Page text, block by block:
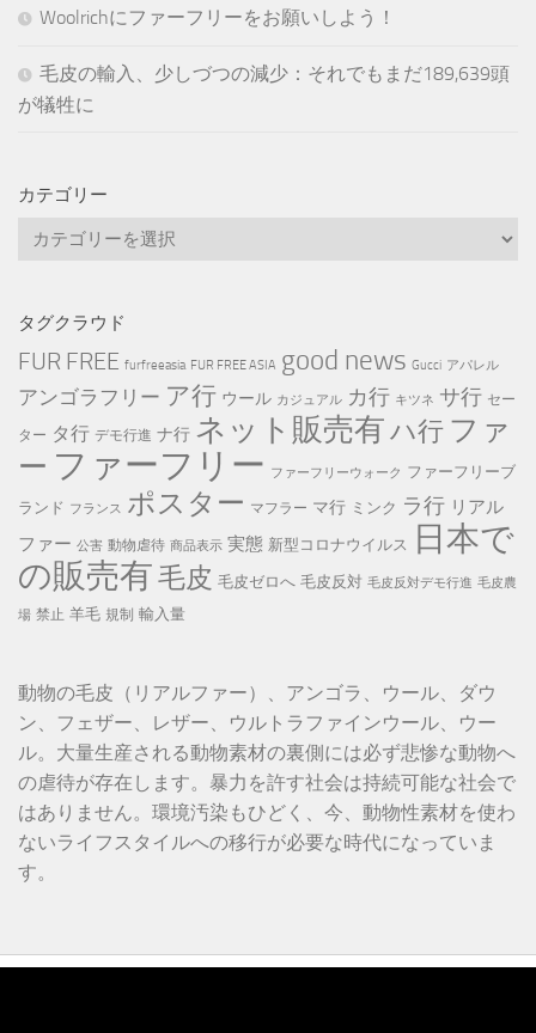
Woolrichにファーフリーをお願いしよう！
毛皮の輸入、少しづつの減少：それでもまだ189,639頭
が犠牲に
カテゴリー
カ
リ
ー
タグクラウド
FUR FREE furfreeasia FUR FREE ASIA good news Gucci アパレル
アンゴラフリー ア行 ウール カジュアル カ行 キツネ サ行 セー
ター タ行 デモ行進 ナ行 ネット販売有ハ行 ファ
ー ファーフリー ファーフリーウォーク ファーフリーブ
ランド フランス ポスター マフラー マ行 ミンク ラ行 リアル
ファー 公害 動物虐待 商品表示 実態 新型コロナウイルス
日本で
の販売有毛皮 毛皮ゼロへ 毛皮反対 毛皮反対デモ行進 毛皮農
場 禁止 羊毛 規制 輸入量
動物の毛皮（リアルファー）、アンゴラ、ウール、ダウ
ン、フェザー、レザー、ウルトラファインウール、ウー
ル。大量生産される動物素材の裏側には必ず悲惨な動物へ
の虐待が存在します。暴力を許す社会は持続可能な社会で
はありません。環境汚染もひどく、今、動物性素材を使わ
ないライフスタイルへの移行が必要な時代になっていま
す。